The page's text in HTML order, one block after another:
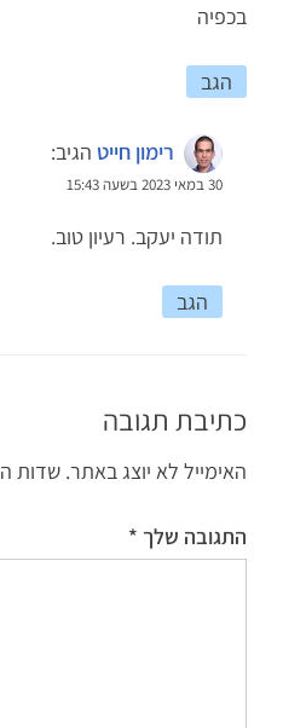
בכפיה
הגב
רימון חייט הגיב:
30 במאי 2023 בשעה 15:43
תודה יעקב. רעיון טוב.
הגב
כתיבת תגובה
האימייל לא יוצג באתר. שדות
התגובה שלך *